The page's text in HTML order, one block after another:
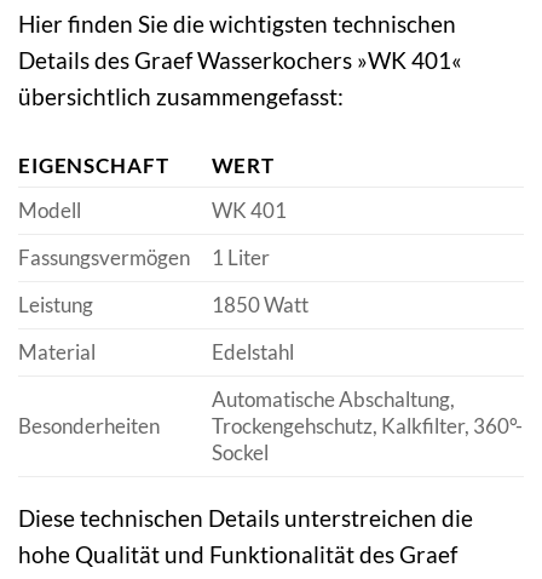
Hier finden Sie die wichtigsten technischen
Details des Graef Wasserkochers »WK 401«
übersichtlich zusammengefasst:
EIGENSCHAFT
WERT
Modell
WK 401
Fassungsvermögen
1 Liter
Leistung
1850 Watt
Material
Edelstahl
Besonderheiten
Automatische Abschaltung,
Trockengehschutz, Kalkfilter, 360°-
Sockel
Diese technischen Details unterstreichen die
hohe Qualität und Funktionalität des Graef